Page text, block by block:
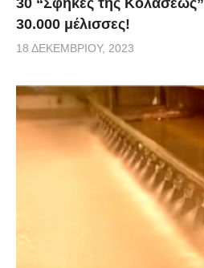
30.000 μέλισσες!
18 ΔΕΚΕΜΒΡΊΟΥ, 2023